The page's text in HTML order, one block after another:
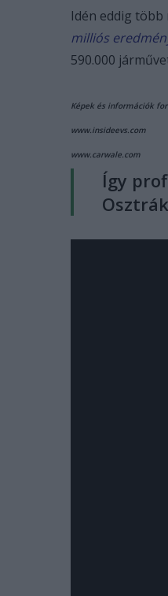
Idén eddig
milliós
590.000
Képek és információk
www.insideevs.com
www.carwale.com
Így